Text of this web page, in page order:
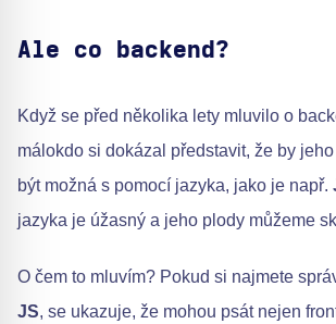
Ale co backend?
Když se před několika lety mluvilo o
málokdo si dokázal představit, že by
být možná s pomocí jazyka, jako je např.
jazyka je úžasný a jeho plody můžeme
O čem to mluvím? Pokud si najmete
JS, se ukazuje, že mohou psát nejen